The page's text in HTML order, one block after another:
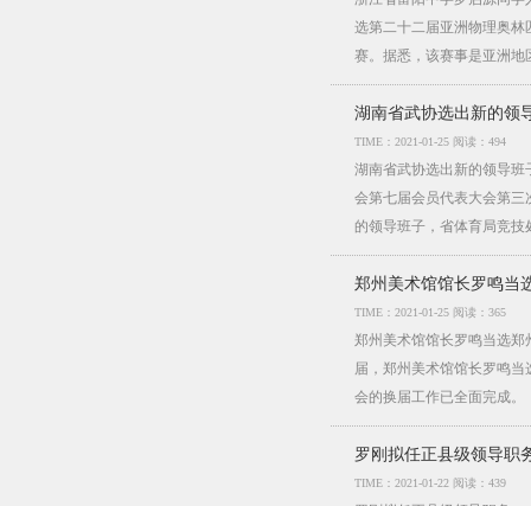
选第二十二届亚洲物理奥
赛。据悉，该赛事是亚洲
湖南省武协选出新的领
TIME：2021-01-25 阅读：494
湖南省武协选出新的领导
会第七届会员代表大会第
的领导班子，省体育局竞
郑州美术馆馆长罗鸣当
TIME：2021-01-25 阅读：365
郑州美术馆馆长罗鸣当选
届，郑州美术馆馆长罗鸣
会的换届工作已全面完
罗刚拟任正县级领导职
TIME：2021-01-22 阅读：439